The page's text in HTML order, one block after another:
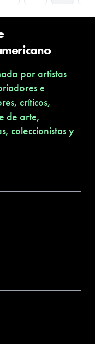
por artistas
e
críticos,
de arte,
coleccionistas y